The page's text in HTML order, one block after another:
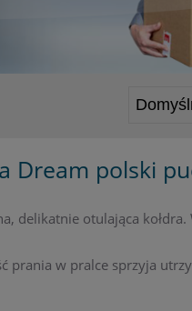
Dream polski
delikatnie otulająca
prania w pralce sprzyja